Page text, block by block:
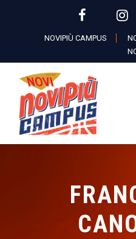
NOVIPIÙ CAMPUS